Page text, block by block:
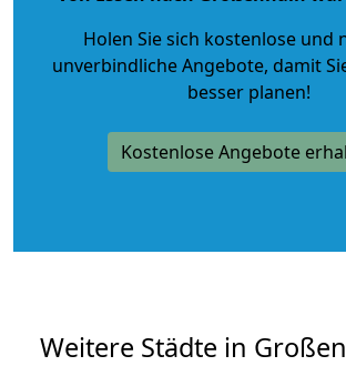
Holen Sie sich kostenlose und
unverbindliche Angebote, damit
besser planen!
Kostenlose Angebote
Weitere Städte in